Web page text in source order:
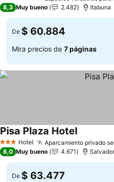
8,3 Muy bueno 2.482 Itabuna
De $ 60.884
Mira precios de 7 páginas
3 Estrellas
Hotel Aparcamiento privado
Pisa Plaza Hotel
8,0 Muy bueno 4.671
De $ 63.477